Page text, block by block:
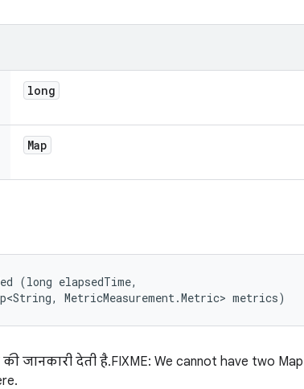
long
Map
(long elapsedTime,
MetricMeasurement.Metric> metrics)
जानकारी देती है. FIXME: We cannot have two